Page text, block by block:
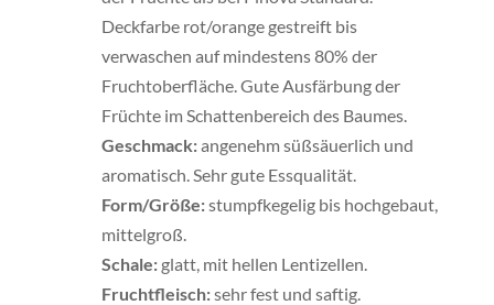
Deckfarbe rot/orange gestreift bis
verwaschen auf mindestens 80% der
Fruchtoberfläche. Gute Ausfärbung der
Früchte im Schattenbereich des Baumes.
Geschmack:angenehm süßsäuerlich und
aromatisch. Sehr gute Essqualität.
Form/Größe:stumpfkegelig bis hochgebaut,
mittelgroß.
Schale:glatt, mit hellen Lentizellen.
Fruchtfleisch:sehr fest und saftig.